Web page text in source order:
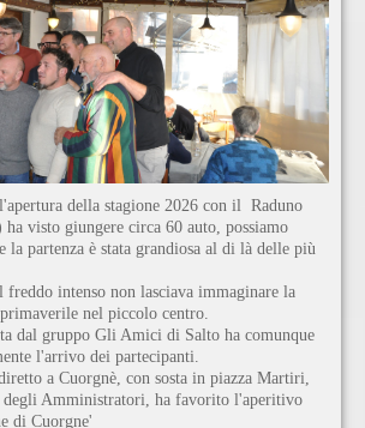
della stagione 2026 con il Raduno
visto giungere circa 60 auto, possiamo
la partenza è stata grandiosa al di là delle più
intenso non lasciava immaginare la
nel piccolo centro.
dal gruppo Gli Amici di Salto ha comunque
l'arrivo dei partecipanti.
a Cuorgnè, con sosta in piazza Martiri,
degli Amministratori, ha favorito l'aperitivo
di Cuorgne'